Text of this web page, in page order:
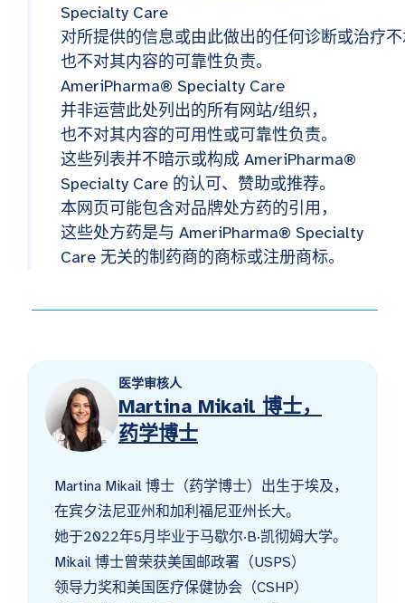
Specialty Care
对所提供的信息或由此做出的任何诊断或治疗
也不对其内容的可靠性负责。
AmeriPharma® Specialty Care
并非运营此处列出的所有网站/组织，
也不对其内容的可用性或可靠性负责。
这些列表并不暗示或构成 AmeriPharma®
Specialty Care 的认可、赞助或推荐。
本网页可能包含对品牌处方药的引用，
这些处方药是与 AmeriPharma® Specialty
Care 无关的制药商的商标或注册商标。
医学审核人
Martina Mikail 博士，
药学博士
Martina Mikail 博士（药学博士）出生于埃及，
在宾夕法尼亚州和加利福尼亚州长大。
她于2022年5月毕业于马歇尔·B·凯彻姆大学。
Mikail 博士曾荣获美国邮政署（USPS）
领导力奖和美国医疗保健协会（CSHP）